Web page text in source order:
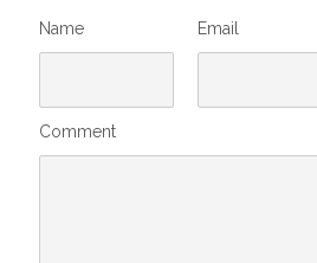
Name Email
Comment